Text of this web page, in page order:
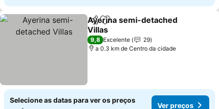
PartilharAdicionar aos favoritos
Ayerina semi-detached
Villas
9,8 Excelente
29
a 0.3 km de Centro da cidade
Selecione as datas para ver os preços
Ver preços